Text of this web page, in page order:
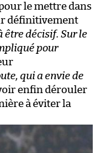
pour le mettre dans
définitivement
être décisif. Sur le
pour
qui a envie de
enfin dérouler
à éviter la